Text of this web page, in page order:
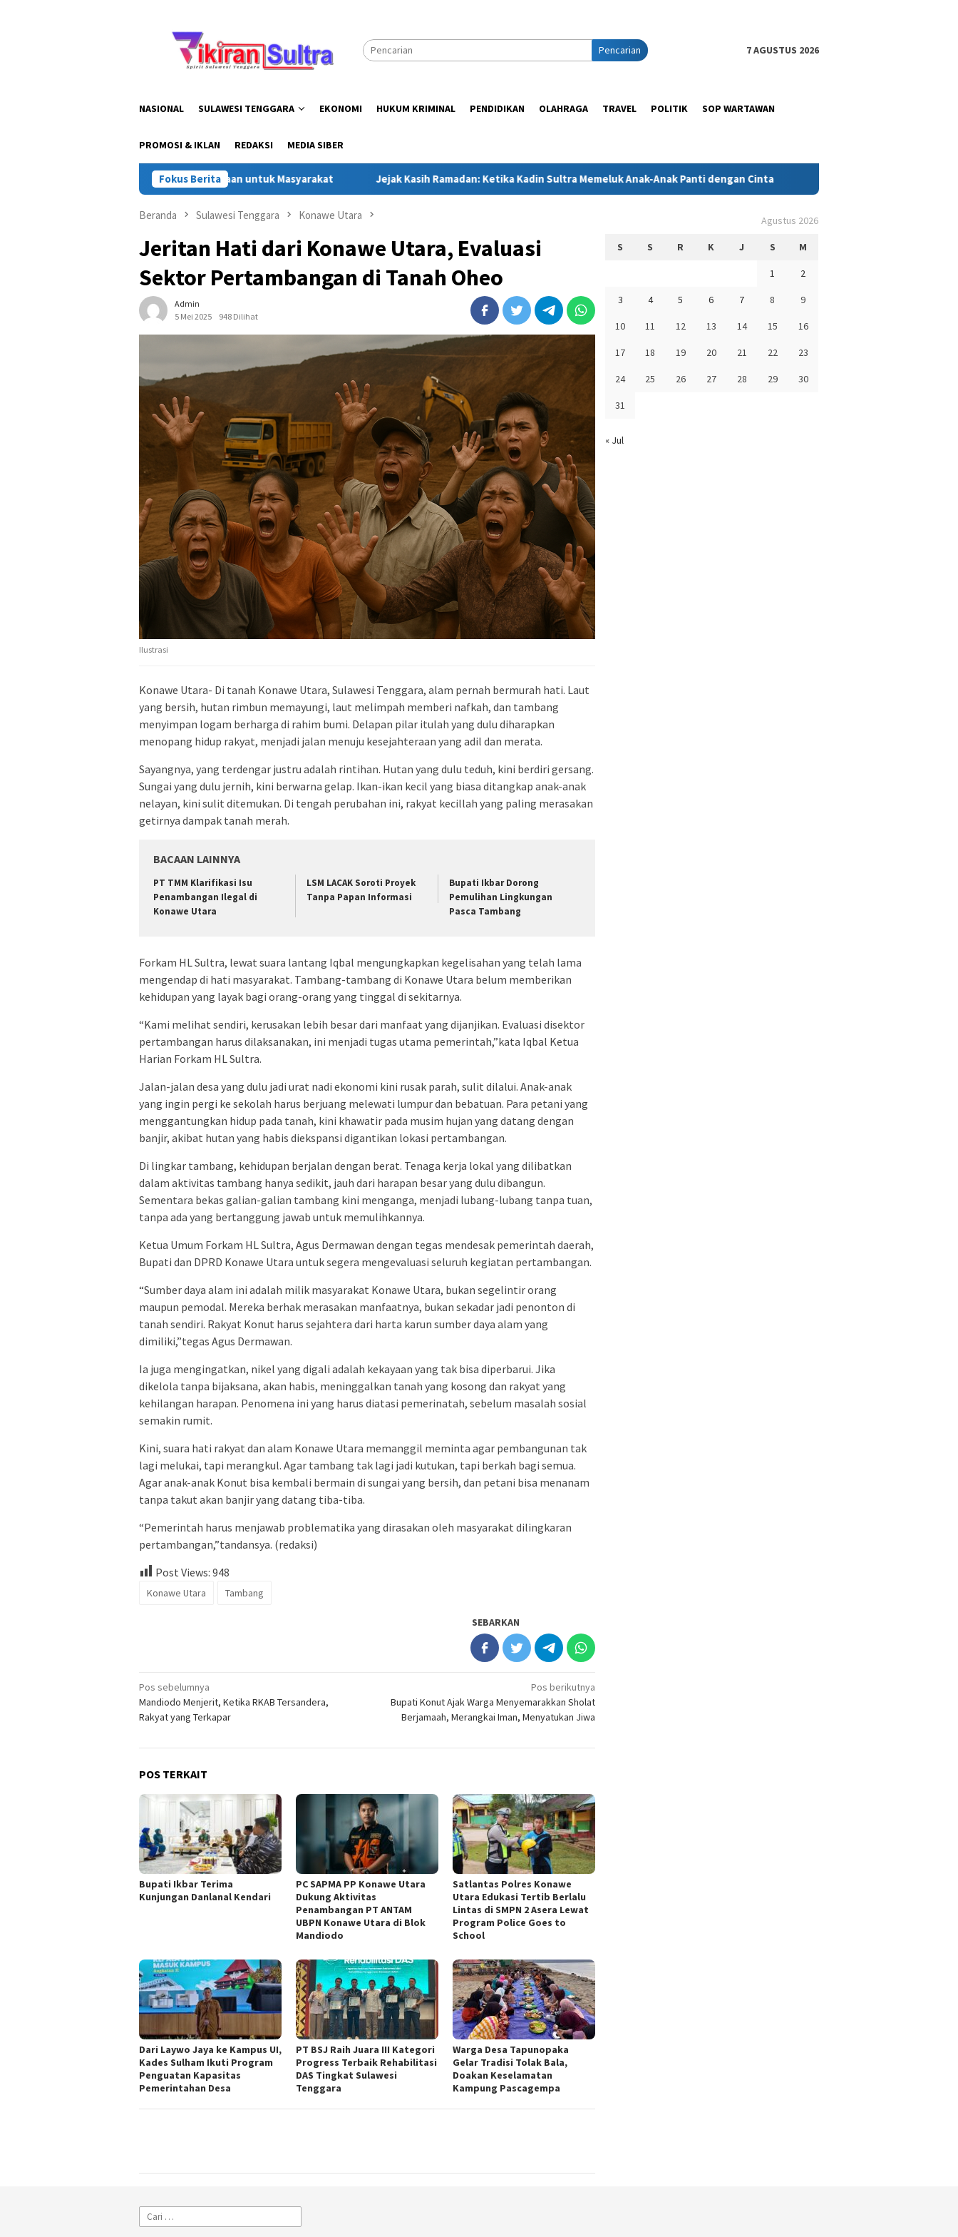
Pencarian
7 AGUSTUS 2026
NASIONAL SULAWESI TENGGARA EKONOMI HUKUM KRIMINAL PENDIDIKAN OLAHRAGA TRAVEL POLITIK SOP WARTAWAN
PROMOSI & IKLAN REDAKSI MEDIA SIBER
Fokus Berita
Utara, Bagikan Kebahagiaan untuk Masyarakat Jejak Kasih Ramadan: Ketika Kadin Sultra Memeluk Anak-Anak Panti dengan Cinta Bupati Ikbar Pimpin Safari Ramadhan
Beranda Sulawesi Tenggara Konawe Utara
Jeritan Hati dari Konawe Utara, Evaluasi
Sektor Pertambangan di Tanah Oheo
Admin
5 Mei 2025
948 Dilihat
Ilustrasi
Konawe Utara- Di tanah Konawe Utara, Sulawesi Tenggara, alam pernah bermurah hati. Laut
yang bersih, hutan rimbun memayungi, laut melimpah memberi nafkah, dan tambang
menyimpan logam berharga di rahim bumi. Delapan pilar itulah yang dulu diharapkan
menopang hidup rakyat, menjadi jalan menuju kesejahteraan yang adil dan merata.
Sayangnya, yang terdengar justru adalah rintihan. Hutan yang dulu teduh, kini berdiri gersang.
Sungai yang dulu jernih, kini berwarna gelap. Ikan-ikan kecil yang biasa ditangkap anak-anak
nelayan, kini sulit ditemukan. Di tengah perubahan ini, rakyat kecillah yang paling merasakan
getirnya dampak tanah merah.
BACAAN LAINNYA
PT TMM Klarifikasi Isu
Penambangan Ilegal di
Konawe Utara
LSM LACAK Soroti Proyek
Tanpa Papan Informasi
Bupati Ikbar Dorong
Pemulihan Lingkungan
Pasca Tambang
Forkam HL Sultra, lewat suara lantang Iqbal mengungkapkan kegelisahan yang telah lama
mengendap di hati masyarakat. Tambang-tambang di Konawe Utara belum memberikan
kehidupan yang layak bagi orang-orang yang tinggal di sekitarnya.
“Kami melihat sendiri, kerusakan lebih besar dari manfaat yang dijanjikan. Evaluasi disektor
pertambangan harus dilaksanakan, ini menjadi tugas utama pemerintah,”kata Iqbal Ketua
Harian Forkam HL Sultra.
Jalan-jalan desa yang dulu jadi urat nadi ekonomi kini rusak parah, sulit dilalui. Anak-anak
yang ingin pergi ke sekolah harus berjuang melewati lumpur dan bebatuan. Para petani yang
menggantungkan hidup pada tanah, kini khawatir pada musim hujan yang datang dengan
banjir, akibat hutan yang habis diekspansi digantikan lokasi pertambangan.
Di lingkar tambang, kehidupan berjalan dengan berat. Tenaga kerja lokal yang dilibatkan
dalam aktivitas tambang hanya sedikit, jauh dari harapan besar yang dulu dibangun.
Sementara bekas galian-galian tambang kini menganga, menjadi lubang-lubang tanpa tuan,
tanpa ada yang bertanggung jawab untuk memulihkannya.
Ketua Umum Forkam HL Sultra, Agus Dermawan dengan tegas mendesak pemerintah daerah,
Bupati dan DPRD Konawe Utara untuk segera mengevaluasi seluruh kegiatan pertambangan.
“Sumber daya alam ini adalah milik masyarakat Konawe Utara, bukan segelintir orang
maupun pemodal. Mereka berhak merasakan manfaatnya, bukan sekadar jadi penonton di
tanah sendiri. Rakyat Konut harus sejahtera dari harta karun sumber daya alam yang
dimiliki,”tegas Agus Dermawan.
Ia juga mengingatkan, nikel yang digali adalah kekayaan yang tak bisa diperbarui. Jika
dikelola tanpa bijaksana, akan habis, meninggalkan tanah yang kosong dan rakyat yang
kehilangan harapan. Penomena ini yang harus diatasi pemerinatah, sebelum masalah sosial
semakin rumit.
Kini, suara hati rakyat dan alam Konawe Utara memanggil meminta agar pembangunan tak
lagi melukai, tapi merangkul. Agar tambang tak lagi jadi kutukan, tapi berkah bagi semua.
Agar anak-anak Konut bisa kembali bermain di sungai yang bersih, dan petani bisa menanam
tanpa takut akan banjir yang datang tiba-tiba.
“Pemerintah harus menjawab problematika yang dirasakan oleh masyarakat dilingkaran
pertambangan,”tandansya. (redaksi)
Post Views: 948
Konawe Utara Tambang
SEBARKAN
Navigasi
pos
Pos sebelumnya
Mandiodo Menjerit, Ketika RKAB Tersandera,
Rakyat yang Terkapar
Pos berikutnya
Bupati Konut Ajak Warga Menyemarakkan Sholat
Berjamaah, Merangkai Iman, Menyatukan Jiwa
POS TERKAIT
Bupati Ikbar Terima
Kunjungan Danlanal Kendari
PC SAPMA PP Konawe Utara
Dukung Aktivitas
Penambangan PT ANTAM
UBPN Konawe Utara di Blok
Mandiodo
Satlantas Polres Konawe
Utara Edukasi Tertib Berlalu
Lintas di SMPN 2 Asera Lewat
Program Police Goes to
School
Dari Laywo Jaya ke Kampus UI,
Kades Sulham Ikuti Program
Penguatan Kapasitas
Pemerintahan Desa
PT BSJ Raih Juara III Kategori
Progress Terbaik Rehabilitasi
DAS Tingkat Sulawesi
Tenggara
Warga Desa Tapunopaka
Gelar Tradisi Tolak Bala,
Doakan Keselamatan
Kampung Pascagempa
Agustus 2026
S S R K J S M
1 2
3 4 5 6 7 8 9
10 11 12 13 14 15 16
17 18 19 20 21 22 23
24 25 26 27 28 29 30
31
« Jul
Cari
untuk: